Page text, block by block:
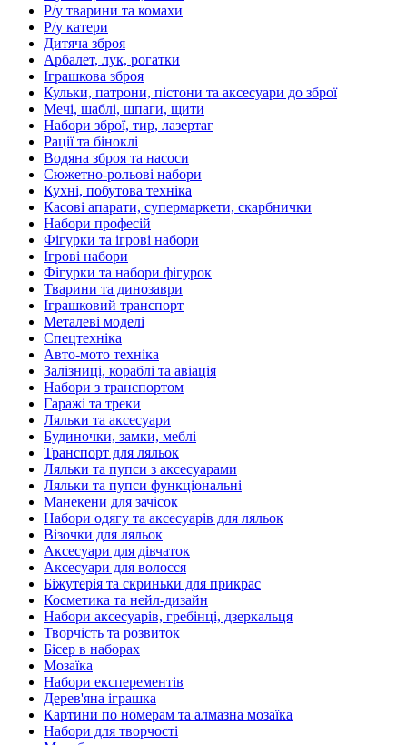
Р/у тварини та комахи
Р/у катери
Дитяча зброя
Арбалет, лук, рогатки
Іграшкова зброя
Кульки, патрони, пістони та аксесуари до зброї
Мечі, шаблі, шпаги, щити
Набори зброї, тир, лазертаг
Рації та біноклі
Водяна зброя та насоси
Сюжетно-рольові набори
Кухні, побутова техніка
Касові апарати, супермаркети, скарбнички
Набори професій
Фігурки та ігрові набори
Ігрові набори
Фігурки та набори фігурок
Тварини та динозаври
Іграшковий транспорт
Металеві моделі
Спецтехніка
Авто-мото техніка
Залізниці, кораблі та авіація
Набори з транспортом
Гаражі та треки
Ляльки та аксесуари
Будиночки, замки, меблі
Транспорт для ляльок
Ляльки та пупси з аксесуарами
Ляльки та пупси функціональні
Манекени для зачісок
Набори одягу та аксесуарів для ляльок
Візочки для ляльок
Аксесуари для дівчаток
Аксесуари для волосся
Біжутерія та скриньки для прикрас
Косметика та нейл-дизайн
Набори аксесуарів, гребінці, дзеркальця
Творчість та розвиток
Бісер в наборах
Мозаїка
Набори експерементів
Дерев'яна іграшка
Картини по номерам та алмазна мозаїка
Набори для творчості